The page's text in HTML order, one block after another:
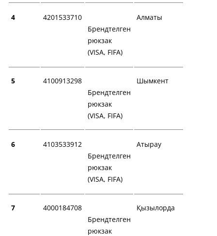
4
4201533710
Брендтелген
рюкзак
(VISA, FIFA)
Алматы
5
4100913298
Брендтелген
рюкзак
(VISA, FIFA)
Шымкент
6
4103533912
Брендтелген
рюкзак
(VISA, FIFA)
Атырау
7
4000184708
Брендтелген
рюкзак
Қызылорда